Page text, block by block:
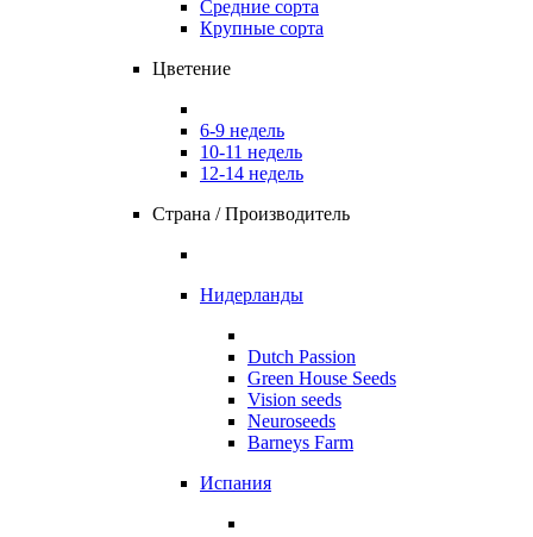
Средние сорта
Крупные сорта
Цветение
6-9 недель
10-11 недель
12-14 недель
Страна / Производитель
Нидерланды
Dutch Passion
Green House Seeds
Vision seeds
Neuroseeds
Barneys Farm
Испания